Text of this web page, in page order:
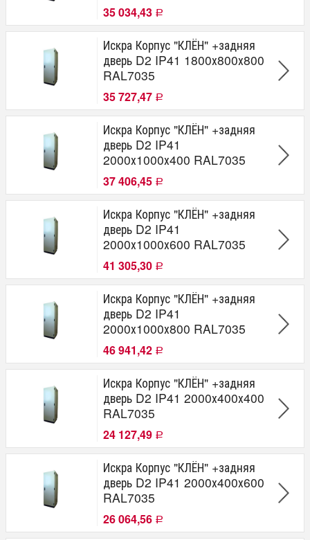
35 034,43 Р
Искра Корпус "КЛЁН" +задняя
дверь D2 IP41 1800х800х800
RAL7035
35 727,47 Р
Искра Корпус "КЛЁН" +задняя
дверь D2 IP41
2000х1000х400 RAL7035
37 406,45 Р
Искра Корпус "КЛЁН" +задняя
дверь D2 IP41
2000х1000х600 RAL7035
41 305,30 Р
Искра Корпус "КЛЁН" +задняя
дверь D2 IP41
2000х1000х800 RAL7035
46 941,42 Р
Искра Корпус "КЛЁН" +задняя
дверь D2 IP41 2000х400х400
RAL7035
24 127,49 Р
Искра Корпус "КЛЁН" +задняя
дверь D2 IP41 2000х400х600
RAL7035
26 064,56 Р